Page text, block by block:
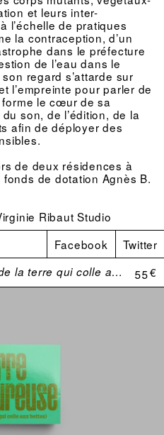
et leurs inter-
l’échelle de pratiques
la contraception, d’un
dans le préfecture
de l’eau dans le
regard s’attarde sur
l’empreinte pour parler de
le cœur de sa
son, de l’édition, de la
afin de déployer des
de deux résidences à
de dotation Agnès B.
Ribaut Studio
Facebook Twitter
la terre amoureuse (se dit de la terre qui colle aux bottes) 55 €